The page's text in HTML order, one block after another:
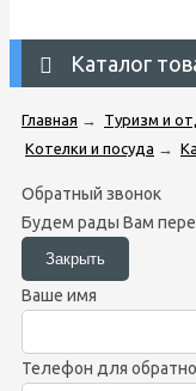
Каталог
Главная → Туризм и
Котелки и посуда →
Обратный звонок
Будем рады Вам
Ваше имя
Телефон для